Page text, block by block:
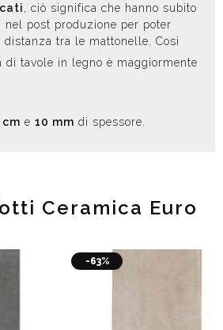
, ciò significa che hanno subito
nel post produzione per poter
tra le mattonelle. Così
di tavole in legno è maggiormente
cm e 10 mm di spessore.
Ceramica Euro
-63%